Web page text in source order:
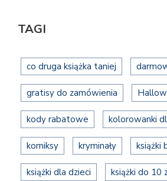
TAGI
co druga książka taniej
gratisy do zamówienia
kody rabatowe kolorowanki
komiksy kryminały książki
książki dla dzieci książki do 10